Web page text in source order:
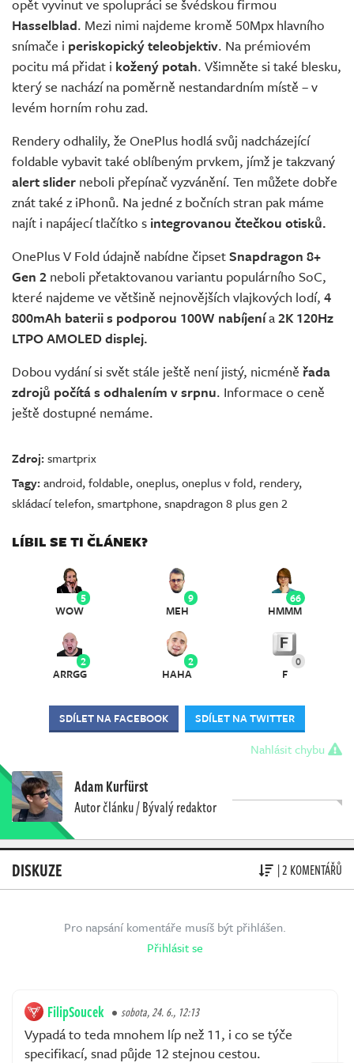
opět vyvinut ve spolupráci se švédskou firmou
Hasselblad. Mezi nimi najdeme kromě 50Mpx hlavního
snímače i periskopický teleobjektiv. Na prémiovém
pocitu má přidat i kožený potah. Všimněte si také blesku,
který se nachází na poměrně nestandardním místě – v
levém horním rohu zad.
Rendery odhalily, že OnePlus hodlá svůj nadcházející
foldable vybavit také oblíbeným prvkem, jímž je takzvaný
alert slider neboli přepínač vyzvánění. Ten můžete dobře
znát také z iPhonů. Na jedné z bočních stran pak máme
najít i napájecí tlačítko s integrovanou čtečkou otisků.
OnePlus V Fold údajně nabídne čipsetSnapdragon 8+
Gen 2 neboli přetaktovanou variantu populárního SoC,
které najdeme ve většině nejnovějších vlajkových lodí, 4
800mAh baterii s podporou 100W nabíjenía2K 120Hz
LTPO AMOLED displej.
Dobou vydání si svět stále ještě není jistý, nicméně řada
zdrojů počítá s odhalením v srpnu. Informace o ceně
ještě dostupné nemáme.
Zdroj:smartprix
Tagy:android,foldable,oneplus,oneplus v fold, rendery,
skládací telefon,smartphone,snapdragon 8 plus gen 2
LÍBIL SE TI ČLÁNEK?
5
WOW
9
MEH
66
HMMM
2
ARRGG
2
HAHA
0
F
SDÍLET NA FACEBOOK SDÍLET NA TWITTER
Nahlásit chybu
Adam Kurfürst
Autor článku / Bývalý redaktor
DISKUZE | 2 KOMENTÁŘŮ
Pro napsání komentáře musíš být přihlášen.
Přihlásit se
FilipSoucek sobota, 24. 6., 12:13
Vypadá to teda mnohem líp než 11, i co se týče
specifikací, snad půjde 12 stejnou cestou.